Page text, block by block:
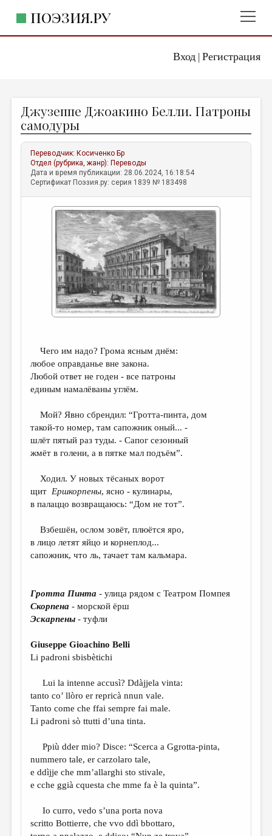
Вход| Регистрация
ПОЭЗИЯ.РУ
ЖАНРЫ
АВТОРЫ
КОММЕНТАРИИ
ЛИТСАЛОН
ПРАВИЛА САЙТА
ОТДЕЛЫ И РУБРИКИ
ИЗБРАННОЕ
ДАЙДЖЕСТ
ПРОИЗВЕДЕНИЯ
КОНКУРСЫ
ДЕТСКАЯ КОМНАТА
КНИЖНАЯ ПОЛКА
ОБЗОР ЛИТЕРАТУРЫ
СТРАНИЦЫ ПАМЯТИ
КОЛОНКА РЕДАКТОРА
РЕДКОЛЛЕГИЯ
ОТ РЕДАКЦИИ
МАЛАЯ ПРОЗА
ЛИТЕРАТУРОВЕДЕНИЕ
КУЛЬТУРОВЕДЕНИЕ
РЕЦЕНЗИРОВАНИЕ
ЦИКЛЫ ПУБЛИКАЦИЙ
ТРЕДИАКОВСКИЙ
МЕДИА
ВКОНТАКТЕ
Джузеппе Джоакино Белли. Патроны
самодуры
Переводчик: Косиченко Бр
Отдел (рубрика, жанр): Переводы
Дата и время публикации: 28.06.2024, 16:18:54
Сертификат Поэзия.ру: серия 1839 № 183498
Чего им надо? Грома ясным днём:
любое оправданье вне закона.
Любой ответ не годен - все патроны
единым намалёваны углём.
Мой? Явно сбрендил: “Гротта-пинта, дом
такой-то номер, там сапожник оный... -
шлёт пятый раз туды. - Сапог сезонный
жмёт в голени, а в пятке мал подъём”.
Ходил. У новых тёсаных ворот
щит Ершкорпены, ясно - кулинары,
в палаццо возвращаюсь: “Дом не тот”.
Взбешён, ослом зовёт, плюётся яро,
в лицо летят яйцо и корнеплод...
сапожник, что ль, тачает там кальмара.
Гротта Пинта - улица рядом с Театром Помпея
Скорпена - морской ёрш
Эскарпены - туфли
Giuseppe Gioachino Belli
Li padroni sbisbètichi
Lui la intenne accusì? Ddàjjela vinta:
tanto co’ llòro er repricà nnun vale.
Tanto come che ffai sempre fai male.
Li padroni sò ttutti d’una tinta.
Ppiù dder mio? Disce: “Scerca a Ggrotta-pinta,
nummero tale, er carzolaro tale,
e ddìjje che mm’allarghi sto stivale,
e cche ggià cquesta che mme fa è la quinta”.
Io curro, vedo s’una porta nova
scritto Bottierre, che vvo ddì bbottaro,